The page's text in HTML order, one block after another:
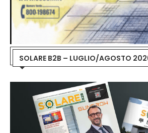
SOLARE B2B – LUGLIO/AGOSTO